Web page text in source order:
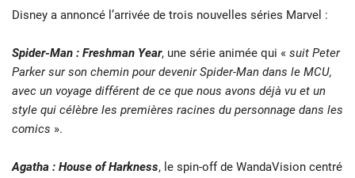
Disney a annoncé l’arrivée de trois nouvelles séries Marvel :
Spider-Man : Freshman Year, une série animée qui « suit Peter
Parker sur son chemin pour devenir Spider-Man dans le MCU,
avec un voyage différent de ce que nous avons déjà vu et un
style qui célèbre les premières racines du personnage dans les
comics ».
Agatha : House of Harkness, le spin-off de WandaVision centré